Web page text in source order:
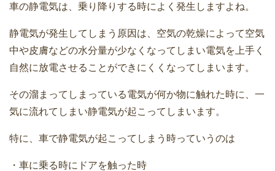
車の静電気は、乗り降りする時によく発生しますよね。
静電気が発生してしまう原因は、空気の乾燥によって空気
中や皮膚などの水分量が少なくなってしまい電気を上手く
自然に放電させることができにくくなってしまいます。
その溜まってしまっている電気が何か物に触れた時に、一
気に流れてしまい静電気が起こってしまいます。
特に、車で静電気が起こってしまう時っていうのは
・車に乗る時にドアを触った時